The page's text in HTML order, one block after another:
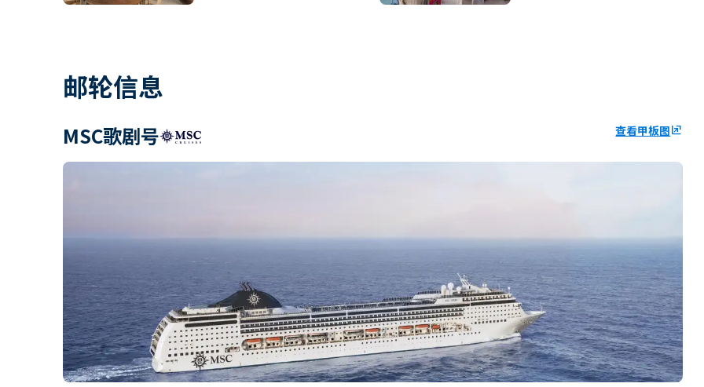
邮轮信息
MSC歌剧号 查看甲板图ungroup